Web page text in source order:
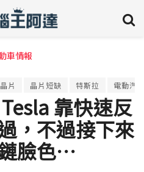
車情報
晶片 晶片短缺 特斯拉 電動汽
靠快速反
，不過接下來
臉色…